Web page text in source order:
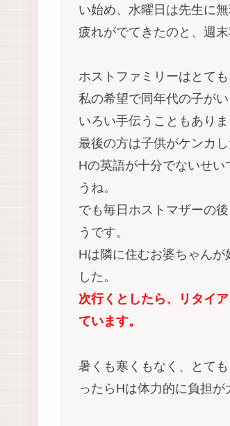
い始め、水曜日は先生に
疲れがでてきたのと、週
ホストファミリーはとても
私の希望で同年代の子が
いろい手伝うこともありま
最後の方は子供がケンカし
Hの英語が十分でないせ
うね。
でも毎日ホストマザーの
うです。
Hは隣に住むお婆ちゃん
した。
次行くとしたら、リタイ
ています。
暑くも寒くもなく、とて
ったらHは体力的に負担が